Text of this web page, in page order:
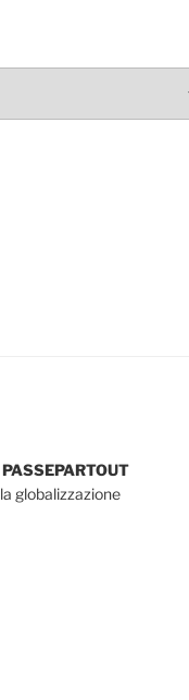
globalizzazione